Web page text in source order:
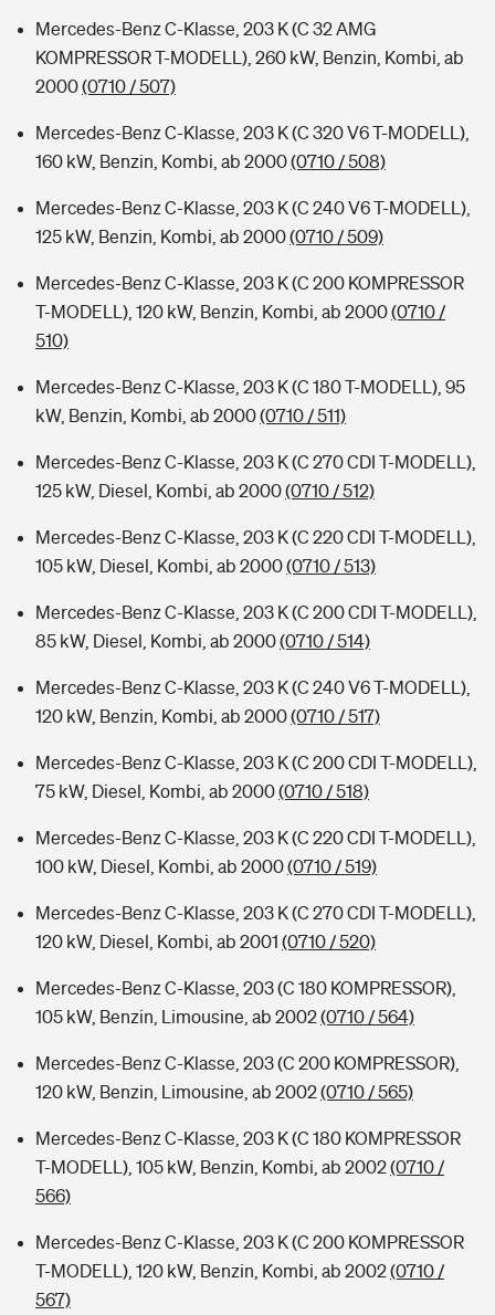
Mercedes-Benz C-Klasse, 203 K (C 32 AMG
KOMPRESSOR T-MODELL), 260 kW, Benzin, Kombi, ab
2000(0710 / 507)
Mercedes-Benz C-Klasse, 203 K (C 320 V6 T-MODELL),
160 kW, Benzin, Kombi, ab 2000(0710 / 508)
Mercedes-Benz C-Klasse, 203 K (C 240 V6 T-MODELL),
125 kW, Benzin, Kombi, ab 2000(0710 / 509)
Mercedes-Benz C-Klasse, 203 K (C 200 KOMPRESSOR
T-MODELL), 120 kW, Benzin, Kombi, ab 2000(0710 /
510)
Mercedes-Benz C-Klasse, 203 K (C 180 T-MODELL), 95
kW, Benzin, Kombi, ab 2000(0710 / 511)
Mercedes-Benz C-Klasse, 203 K (C 270 CDI T-MODELL),
125 kW, Diesel, Kombi, ab 2000(0710 / 512)
Mercedes-Benz C-Klasse, 203 K (C 220 CDI T-MODELL),
105 kW, Diesel, Kombi, ab 2000(0710 / 513)
Mercedes-Benz C-Klasse, 203 K (C 200 CDI T-MODELL),
85 kW, Diesel, Kombi, ab 2000(0710 / 514)
Mercedes-Benz C-Klasse, 203 K (C 240 V6 T-MODELL),
120 kW, Benzin, Kombi, ab 2000(0710 / 517)
Mercedes-Benz C-Klasse, 203 K (C 200 CDI T-MODELL),
75 kW, Diesel, Kombi, ab 2000(0710 / 518)
Mercedes-Benz C-Klasse, 203 K (C 220 CDI T-MODELL),
100 kW, Diesel, Kombi, ab 2000(0710 / 519)
Mercedes-Benz C-Klasse, 203 K (C 270 CDI T-MODELL),
120 kW, Diesel, Kombi, ab 2001 (0710 / 520)
Mercedes-Benz C-Klasse, 203 (C 180 KOMPRESSOR),
105 kW, Benzin, Limousine, ab 2002(0710 / 564)
Mercedes-Benz C-Klasse, 203 (C 200 KOMPRESSOR),
120 kW, Benzin, Limousine, ab 2002(0710 / 565)
Mercedes-Benz C-Klasse, 203 K (C 180 KOMPRESSOR
T-MODELL), 105 kW, Benzin, Kombi, ab 2002(0710 /
566)
Mercedes-Benz C-Klasse, 203 K (C 200 KOMPRESSOR
T-MODELL), 120 kW, Benzin, Kombi, ab 2002(0710 /
567)